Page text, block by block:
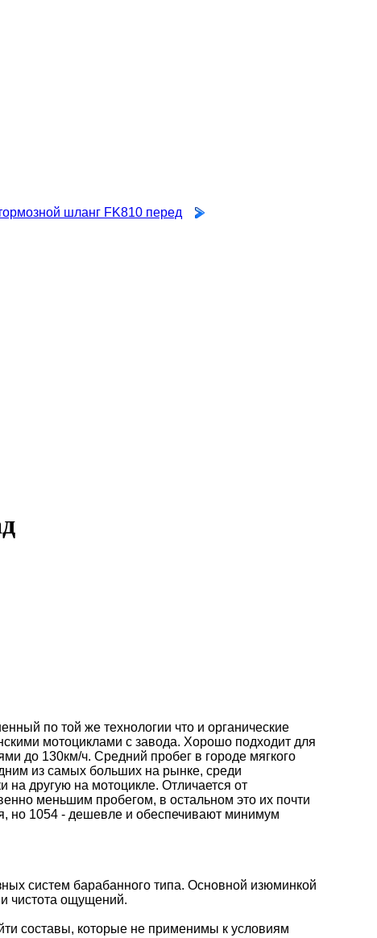
шланг FK810 перед
по той же технологии что и органические
мотоциклами с завода. Хорошо подходит для
до 130км/ч. Средний пробег в городе мягкого
из самых больших на рынке, среди
на другую на мотоцикле. Отличается от
меньшим пробегом, в остальном это их почти
но 1054 - дешевле и обеспечивают минимум
систем барабанного типа. Основной изюминкой
чистота ощущений.
составы, которые не применимы к условиям